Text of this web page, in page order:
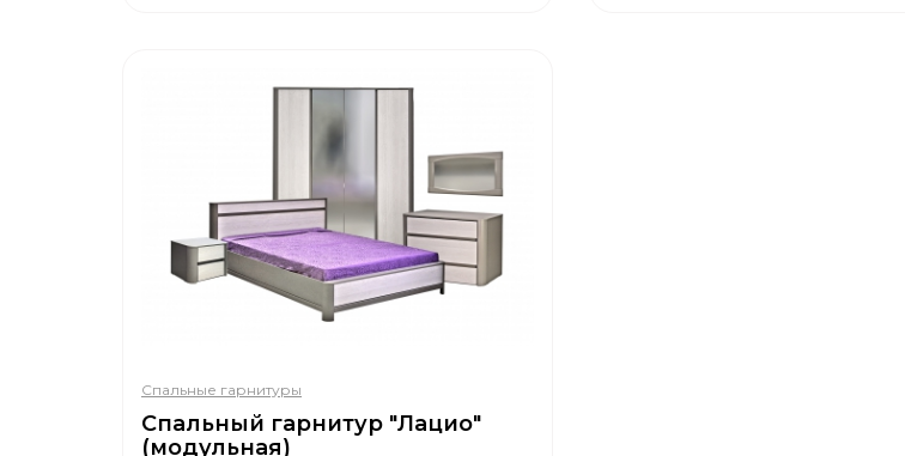
Спальные гарнитуры
Спальный гарнитур "Лацио"
(модульная)